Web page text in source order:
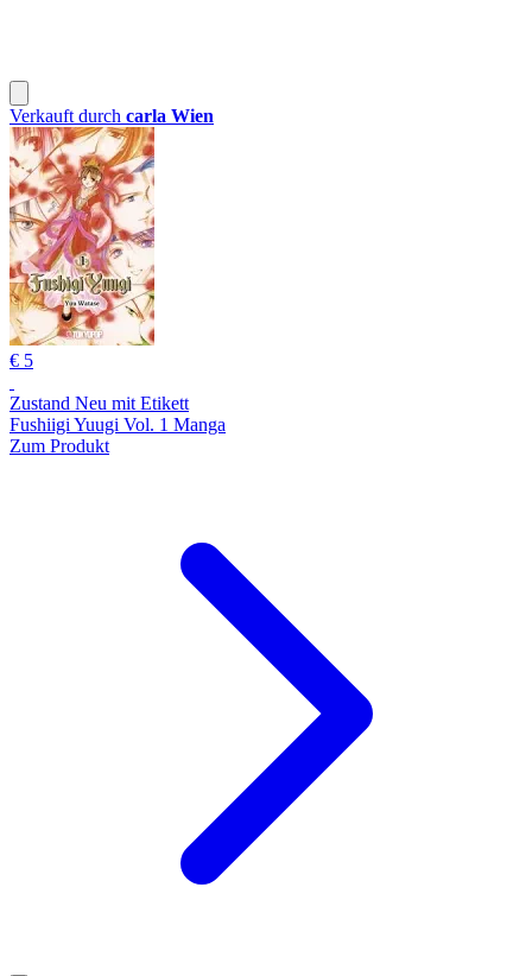
Verkauft durch carla Wien
€ 5
Zustand Neu mit Etikett
Fushiigi Yuugi Vol. 1 Manga
Zum Produkt